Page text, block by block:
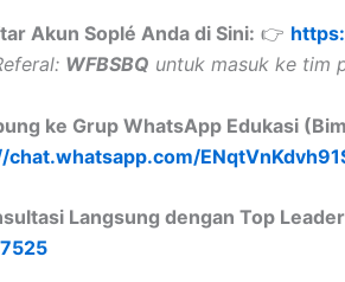
Akun Soplé Anda di Sini: 👉
WFBSBQ untuk masuk ke tim
ke Grup WhatsApp Edukasi
Langsung dengan Top